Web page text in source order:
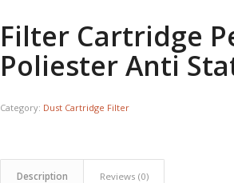
Filter Cartridge
Poliester Anti
Category: Dust Cartridge Filter
Description Reviews (0)